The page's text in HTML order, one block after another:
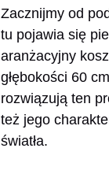
Zacznijmy od
tu pojawia się
aranżacyjny
głębokości 60
rozwiązują ten
też jego
światła.